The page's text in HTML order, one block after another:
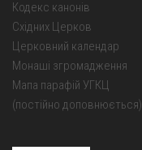
Кодекс канонів
Східних Церков
Церковний календар
Монаші згромадження
Мапа парафій УГКЦ
(постійно доповнюється)